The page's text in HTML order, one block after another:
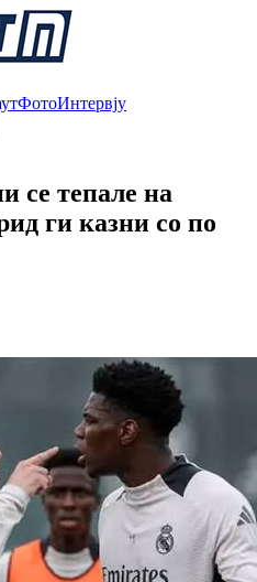
ФотоИнтервју
се тепале на
ги казни со по